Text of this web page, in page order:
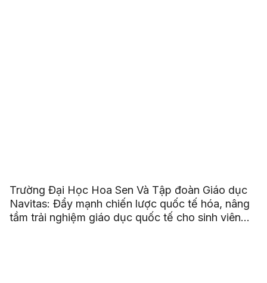
Trường Đại Học Hoa Sen Và Tập đoàn Giáo dục
Navitas: Đẩy mạnh chiến lược quốc tế hóa, nâng
tầm trải nghiệm giáo dục quốc tế cho sinh viên